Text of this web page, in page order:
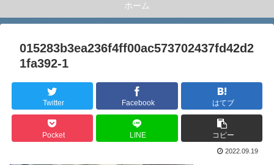
ホーム
015283b3ea236f4ff00ac573702437fd42d2
1fa392-1
Twitter Facebook はてブ
Pocket LINE コピー
2022.09.19